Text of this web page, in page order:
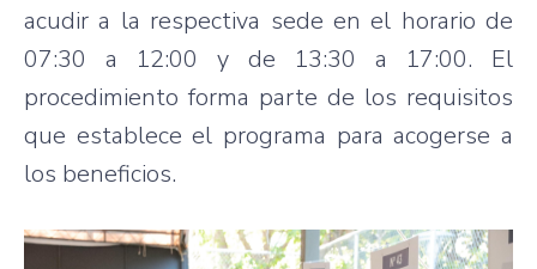
acudir a la respectiva sede en el horario de
07:30 a 12:00 y de 13:30 a 17:00. El
procedimiento forma parte de los requisitos
que establece el programa para acogerse a
los beneficios.